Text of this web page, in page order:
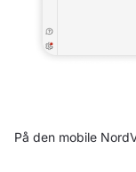
På den mobile